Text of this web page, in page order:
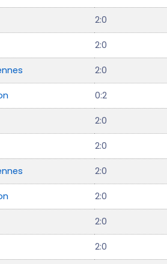
2:0
2:0
2:0
0:2
2:0
2:0
2:0
2:0
2:0
2:0